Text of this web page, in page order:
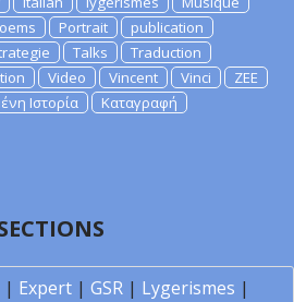
Portrait
publication
Talks
Traduction
Video Vincent Vinci
ZEE
Ιστορία Καταγραφή
| Expert| GSR| Lygerismes |